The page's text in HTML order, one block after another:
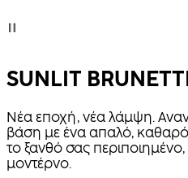
SUNLIT
Νέα εποχή, νέα λάμψη.
βάση με ένα απαλό,
το ξανθό σας
μοντέρνο.